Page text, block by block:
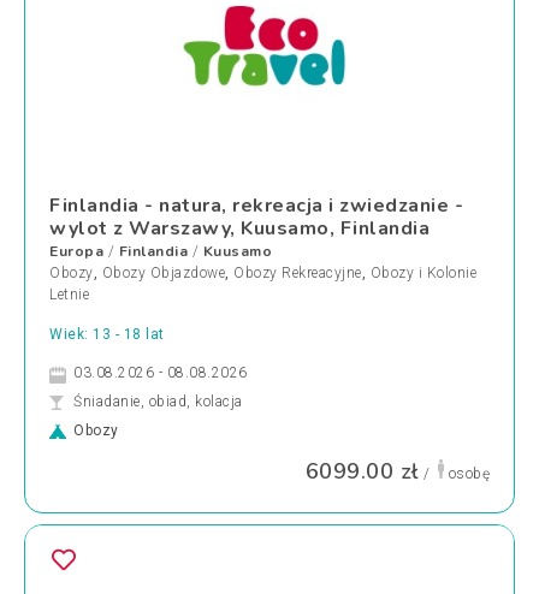
Finlandia - natura, rekreacja i zwiedzanie -
wylot z Warszawy, Kuusamo, Finlandia
Europa / Finlandia / Kuusamo
Obozy, Obozy Objazdowe, Obozy Rekreacyjne, Obozy i Kolonie
Letnie
Wiek: 13 - 18 lat
03.08.2026 - 08.08.2026
Śniadanie, obiad, kolacja
Obozy
6099.00 zł / osobę